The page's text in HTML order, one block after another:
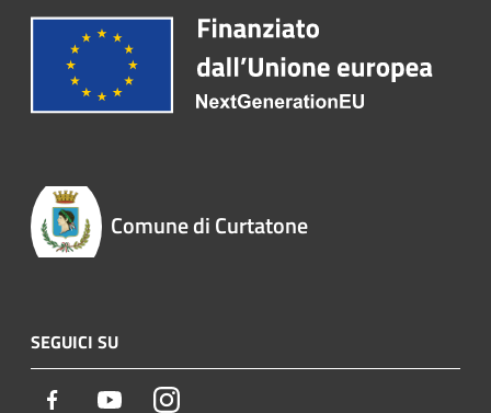
Comune di Curtatone
SEGUICI SU
Facebook YoutubeInstagram